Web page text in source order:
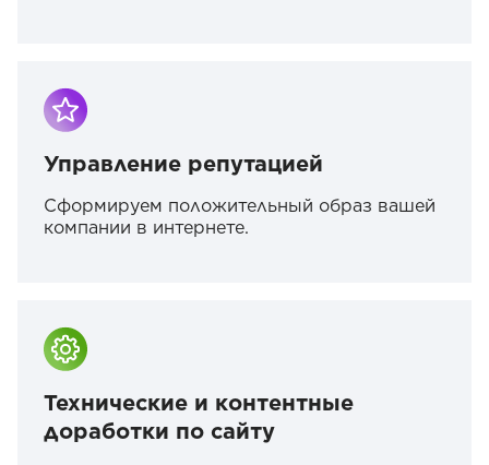
Управление репутацией
Сформируем положительный образ вашей
компании в интернете.
Технические и контентные
доработки по сайту